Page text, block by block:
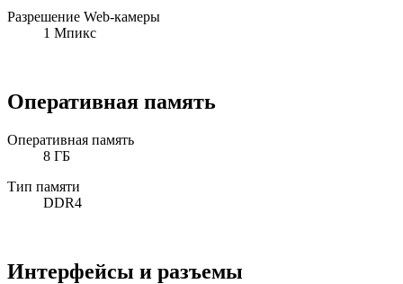
Разрешение Web-камеры
1 Мпикс
Оперативная память
Оперативная память
8 ГБ
Тип памяти
DDR4
Интерфейсы и разъемы